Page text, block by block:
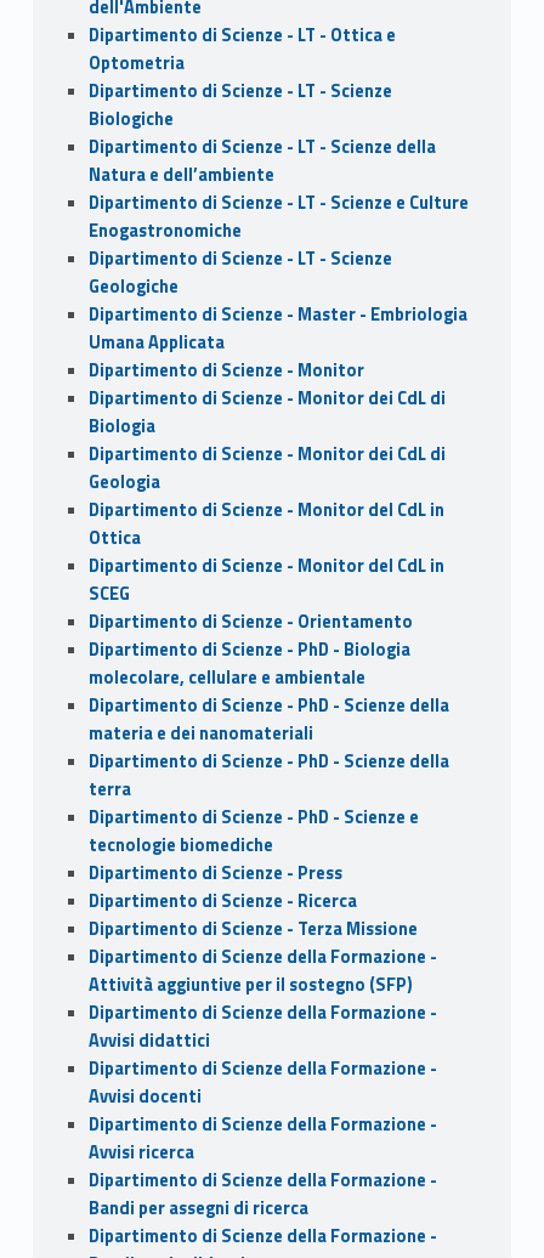
dell'Ambiente
Dipartimento di Scienze - LT - Ottica e
Optometria
Dipartimento di Scienze - LT - Scienze
Biologiche
Dipartimento di Scienze - LT - Scienze della
Natura e dell’ambiente
Dipartimento di Scienze - LT - Scienze e Culture
Enogastronomiche
Dipartimento di Scienze - LT - Scienze
Geologiche
Dipartimento di Scienze - Master - Embriologia
Umana Applicata
Dipartimento di Scienze - Monitor
Dipartimento di Scienze - Monitor dei CdL di
Biologia
Dipartimento di Scienze - Monitor dei CdL di
Geologia
Dipartimento di Scienze - Monitor del CdL in
Ottica
Dipartimento di Scienze - Monitor del CdL in
SCEG
Dipartimento di Scienze - Orientamento
Dipartimento di Scienze - PhD - Biologia
molecolare, cellulare e ambientale
Dipartimento di Scienze - PhD - Scienze della
materia e dei nanomateriali
Dipartimento di Scienze - PhD - Scienze della
terra
Dipartimento di Scienze - PhD - Scienze e
tecnologie biomediche
Dipartimento di Scienze - Press
Dipartimento di Scienze - Ricerca
Dipartimento di Scienze - Terza Missione
Dipartimento di Scienze della Formazione -
Attività aggiuntive per il sostegno (SFP)
Dipartimento di Scienze della Formazione -
Avvisi didattici
Dipartimento di Scienze della Formazione -
Avvisi docenti
Dipartimento di Scienze della Formazione -
Avvisi ricerca
Dipartimento di Scienze della Formazione -
Bandi per assegni di ricerca
Dipartimento di Scienze della Formazione -